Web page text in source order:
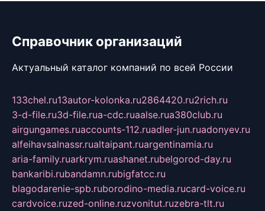
Справочник организаций
Актуальный каталог компаний по всей России
133chel.ru13autor-kolonka.ru2864420.ru2rich.ru
3-d-file.ru3d-file.rua-cdc.ruaalse.rua380club.ru
airgungames.ruaccounts-112.ruadler-jun.ruadonyev.ru
alfeihavsalnassr.rualtaipant.ruargentinamia.ru
aria-family.ruarkrym.ruashanet.rubelgorod-day.ru
bankaribi.rubandamn.rubigfatcc.ru
blagodarenie-spb.ruborodino-media.rucard-voice.ru
cardvoice.ruzed-online.ruzvonitut.ruzebra-tlt.ru